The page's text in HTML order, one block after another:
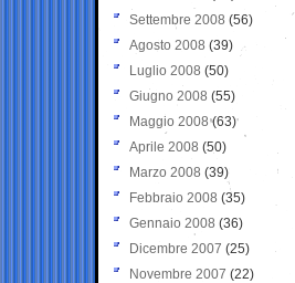
Settembre 2008 (56)
Agosto 2008 (39)
Luglio 2008 (50)
Giugno 2008 (55)
Maggio 2008(63)
Aprile 2008 (50)
Marzo 2008 (39)
Febbraio 2008 (35)
Gennaio 2008 (36)
Dicembre 2007 (25)
Novembre 2007 (22)